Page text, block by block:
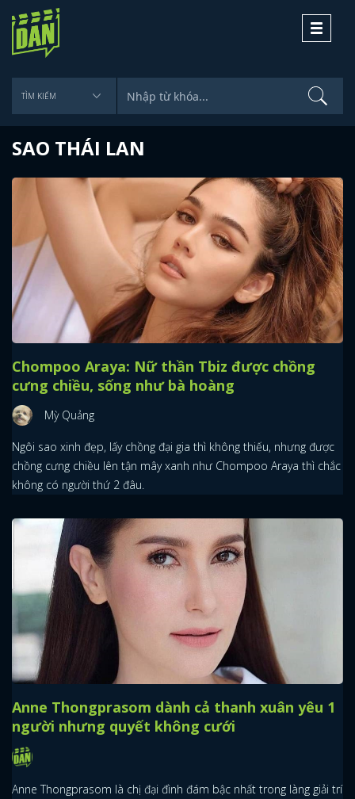
Toggle
SAO THÁI LAN
Chompoo Araya: Nữ thần Tbiz được chồng
cưng chiều, sống như bà hoàng
Mỳ Quảng
Ngôi sao xinh đẹp, lấy chồng đại gia thì không thiếu, nhưng được
chồng cưng chiều lên tận mây xanh như Chompoo Araya thì chắc
không có người thứ 2 đâu.
Anne Thongprasom dành cả thanh xuân yêu 1
người nhưng quyết không cưới
Anne Thongprasom là chị đại đình đám bậc nhất trong làng giải trí